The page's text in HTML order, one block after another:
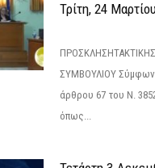
Τρίτη, 24
ΣΥΜΒΟΥΛΙΟΥ
άρθρου 67 του Ν.
όπως...